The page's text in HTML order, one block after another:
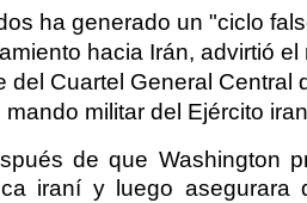
ha generado un "ciclo
hacia Irán, advirtió el
Cuartel General Central
militar del Ejército
de que Washington
iraní y luego asegurara